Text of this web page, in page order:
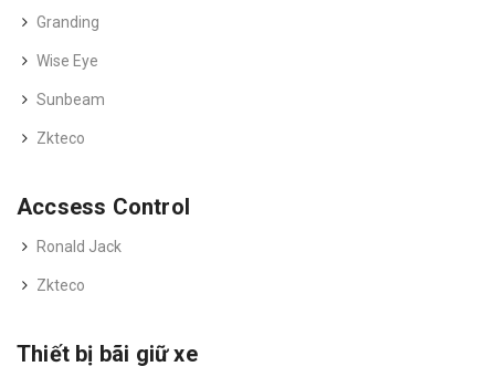
Granding
Wise Eye
Sunbeam
Zkteco
Accsess Control
Ronald Jack
Zkteco
Thiết bị bãi giữ xe